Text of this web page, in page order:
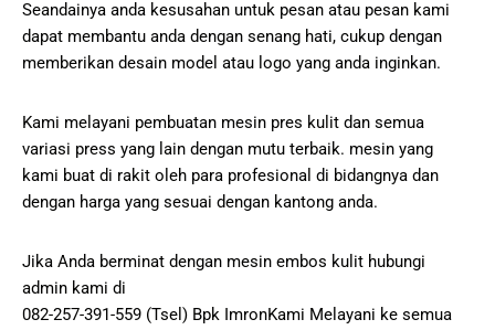
Seandainya anda kesusahan untuk pesan atau pesan kami
dapat membantu anda dengan senang hati, cukup dengan
memberikan desain model atau logo yang anda inginkan.
Kami melayani pembuatan mesin pres kulit dan semua
variasi press yang lain dengan mutu terbaik. mesin yang
kami buat di rakit oleh para profesional di bidangnya dan
dengan harga yang sesuai dengan kantong anda.
Jika Anda berminat dengan mesin embos kulit hubungi
admin kami di
082-257-391-559 (Tsel) Bpk ImronKami Melayani ke semua